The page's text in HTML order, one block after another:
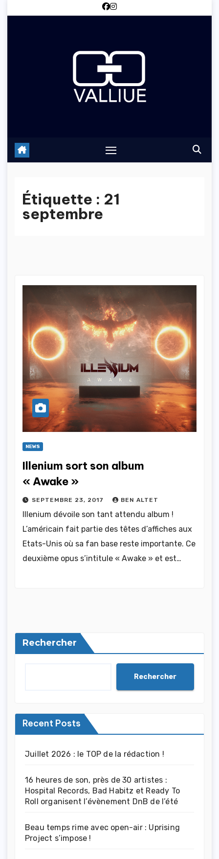
Étiquette : 21
septembre
NEWS
Illenium sort son album
« Awake »
SEPTEMBRE 23, 2017 BEN ALTET
Illenium dévoile son tant attendu album !
L’américain fait partie des têtes d’affiches aux
Etats-Unis où sa fan base reste importante. Ce
deuxième opus s’intitule « Awake » et est…
Rechercher
Rechercher
Recent Posts
Juillet 2026 : le TOP de la rédaction !
16 heures de son, près de 30 artistes :
Hospital Records, Bad Habitz et Ready To
Roll organisent l’évènement DnB de l’été
Beau temps rime avec open-air : Uprising
Project s’impose !